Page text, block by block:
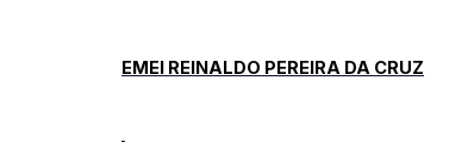
EMEI REINALDO PEREIRA DA CRUZ